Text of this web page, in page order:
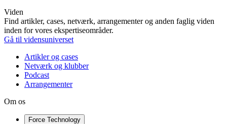
Viden
Find artikler, cases, netværk, arrangementer og anden faglig viden
inden for vores ekspertiseområder.
Gå til vidensuniverset
Artikler og cases
Netværk og klubber
Podcast
Arrangementer
Om os
Force Technology